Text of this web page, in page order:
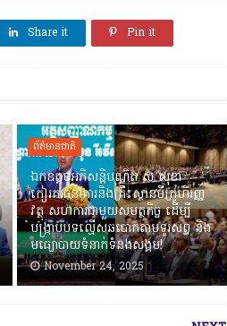
Share it Pin it
ព័ត៌មានជាតិ
ឯកឧត្តមអភិសន្តិបណ្ឌិត ស សុខា
កៀរគរធនាគារនិងគ្រឹះស្ថានមីក្រូហិរញ្ញ
វត្ថុ សហការជាមួយសមត្ថកិច្ច ដើម្បី
បង្ក្រាបបទល្មើសឆបោកតាមទូរសព្ទ និង
មធ្យោបាយទំនាក់ទំនងសង្គម!
November 24, 2025